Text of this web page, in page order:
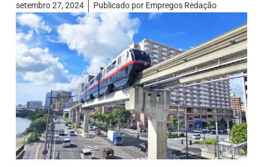
setembro 27, 2024 Publicado porEmpregos Redação